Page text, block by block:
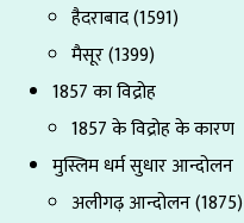
हैदराबाद (1591)
मैसूर (1399)
1857 का विद्रोह
1857 के विद्रोह के कारण
मुस्लिम धर्म सुधार आन्दोलन
अलीगढ़ आन्दोलन (1875)